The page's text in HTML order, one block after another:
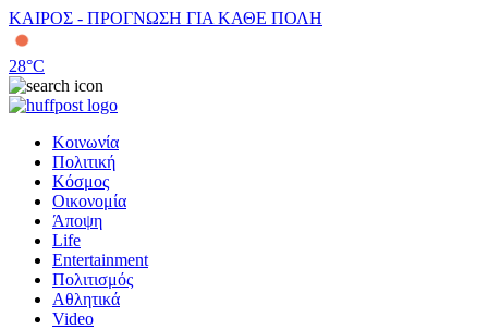
ΚΑΙΡΟΣ - ΠΡΟΓΝΩΣΗ ΓΙΑ ΚΑΘΕ ΠΟΛΗ
28°C
Κοινωνία
Πολιτική
Κόσμος
Οικονομία
Άποψη
Life
Entertainment
Πολιτισμός
Αθλητικά
Video